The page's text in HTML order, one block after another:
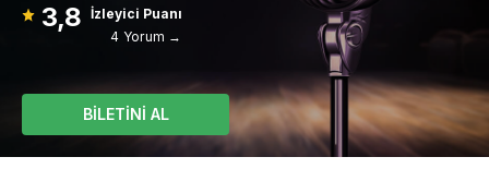
3,8 İzleyici Puanı
4 Yorum →
BİLETİNİ AL